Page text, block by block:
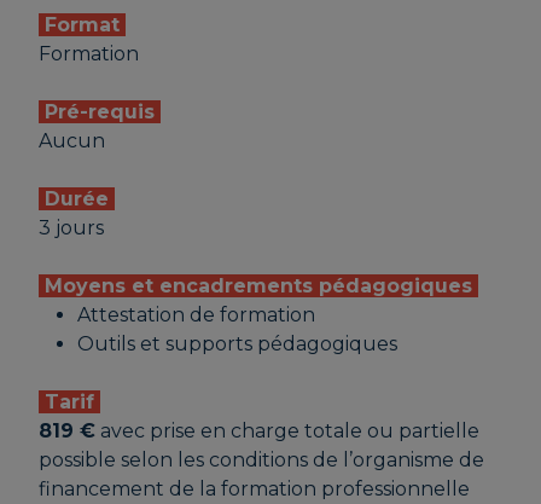
Format
Formation
Pré-requis
Aucun
Durée
3 jours
Moyens et encadrements pédagogiques
Attestation de formation
Outils et supports pédagogiques
Tarif
819 € avec prise en charge totale ou partielle
possible selon les conditions de l’organisme de
financement de la formation professionnelle